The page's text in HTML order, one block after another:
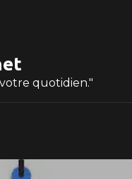
quotidien."